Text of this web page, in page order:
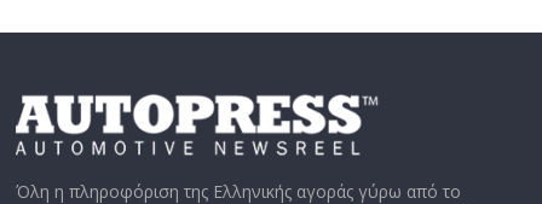
Όλη η πληροφόριση της Ελληνικής αγοράς γύρω από το